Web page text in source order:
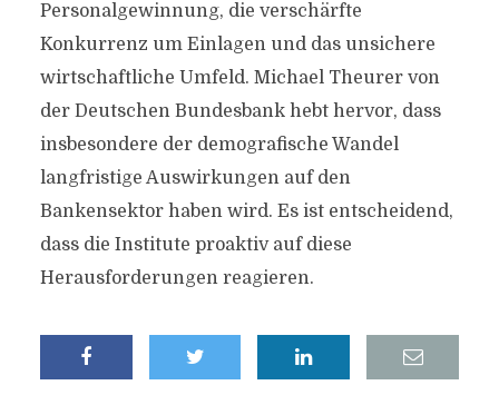
Personalgewinnung, die verschärfte
Konkurrenz um Einlagen und das unsichere
wirtschaftliche Umfeld. Michael Theurer von
der Deutschen Bundesbank hebt hervor, dass
insbesondere der demografische Wandel
langfristige Auswirkungen auf den
Bankensektor haben wird. Es ist entscheidend,
dass die Institute proaktiv auf diese
Herausforderungen reagieren.